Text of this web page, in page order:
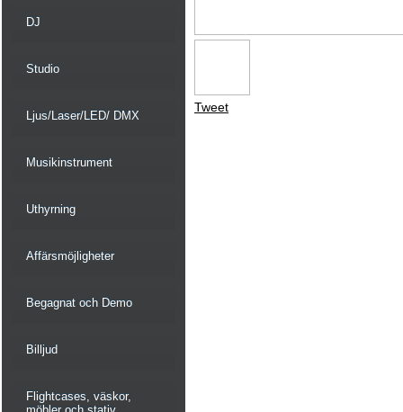
DJ
Studio
Ljus/Laser/LED/ DMX
Musikinstrument
Uthyrning
Affärsmöjligheter
Begagnat och Demo
Billjud
Flightcases, väskor,
Tweet